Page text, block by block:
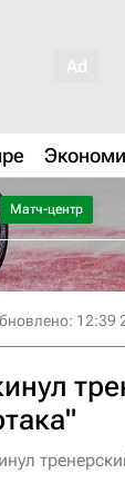
Матч-центр
12:39